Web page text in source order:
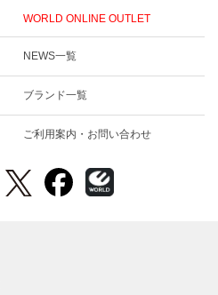
WORLD ONLINE OUTLET
NEWS一覧
ブランド一覧
ご利用案内・お問い合わせ